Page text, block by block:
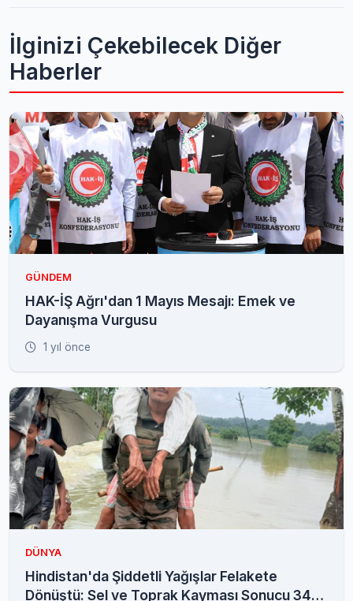
İlginizi Çekebilecek Diğer
Haberler
GÜNDEM
HAK-İŞ Ağrı'dan 1 Mayıs Mesajı: Emek ve
Dayanışma Vurgusu
1 yıl önce
DÜNYA
Hindistan'da Şiddetli Yağışlar Felakete
Dönüştü: Sel ve Toprak Kayması Sonucu 34